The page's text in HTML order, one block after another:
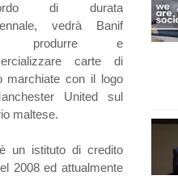
di durata
vedrà Banif
produrre e
carte di
marchiate con il logo
United sul
maltese.
un istituto di credito
2008 ed attualmente